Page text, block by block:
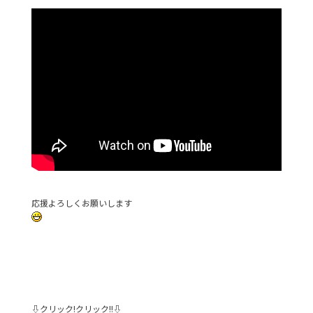
応援よろしくお願いします
⇩クリック!クリック!!⇩